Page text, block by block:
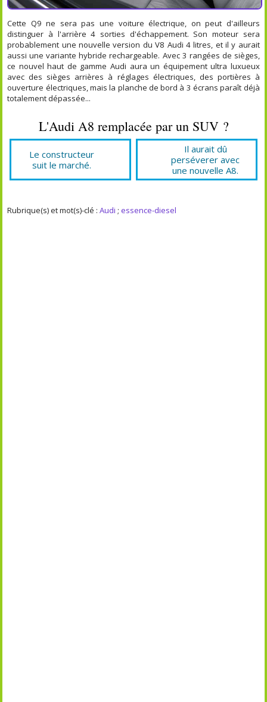
Cette Q9 ne sera pas une voiture électrique, on peut d'ailleurs
distinguer à l'arrière 4 sorties d'échappement. Son moteur sera
probablement une nouvelle version du V8 Audi 4 litres, et il y aurait
aussi une variante hybride rechargeable. Avec 3 rangées de sièges,
ce nouvel haut de gamme Audi aura un équipement ultra luxueux
avec des sièges arrières à réglages électriques, des portières à
ouverture électriques, mais la planche de bord à 3 écrans paraît déjà
totalement dépassée...
L'Audi A8 remplacée par un SUV ?
Le constructeur
suit le marché.
Il aurait dû
perséverer avec
une nouvelle A8.
Rubrique(s) et mot(s)-clé :Audi ;essence-diesel